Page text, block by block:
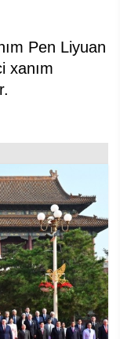
Pen Liyuan
xanım